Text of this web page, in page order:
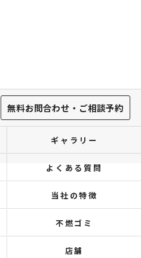
無料お問合わせ・ご相談予約
ギャラリー
よくある質問
当社の特徴
不燃ゴミ
店舗